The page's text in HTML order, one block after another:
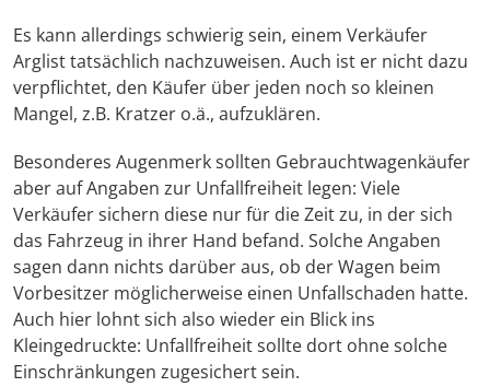
Es kann allerdings schwierig sein, einem Verkäufer
Arglist tatsächlich nachzuweisen. Auch ist er nicht dazu
verpflichtet, den Käufer über jeden noch so kleinen
Mangel, z.B. Kratzer o.ä., aufzuklären.
Besonderes Augenmerk sollten Gebrauchtwagenkäufer
aber auf Angaben zur Unfallfreiheit legen: Viele
Verkäufer sichern diese nur für die Zeit zu, in der sich
das Fahrzeug in ihrer Hand befand. Solche Angaben
sagen dann nichts darüber aus, ob der Wagen beim
Vorbesitzer möglicherweise einen Unfallschaden hatte.
Auch hier lohnt sich also wieder ein Blick ins
Kleingedruckte: Unfallfreiheit sollte dort ohne solche
Einschränkungen zugesichert sein.